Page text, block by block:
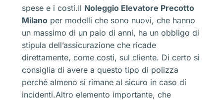
spese e i costi.Il Noleggio Elevatore Precotto
Milano per modelli che sono nuovi, che hanno
un massimo di un paio di anni, ha un obbligo di
stipula dell’assicurazione che ricade
direttamente, come costi, sul cliente. Di certo si
consiglia di avere a questo tipo di polizza
perché almeno si rimane al sicuro in caso di
incidenti.Altro elemento importante, che